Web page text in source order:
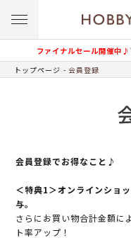
ファイナルセール開催中♪
トップページ 会員登録
会員登録でお得なこと♪
＜特典1＞オンラインショ
与。
さらにお買い物合計金額に
ト率アップ！